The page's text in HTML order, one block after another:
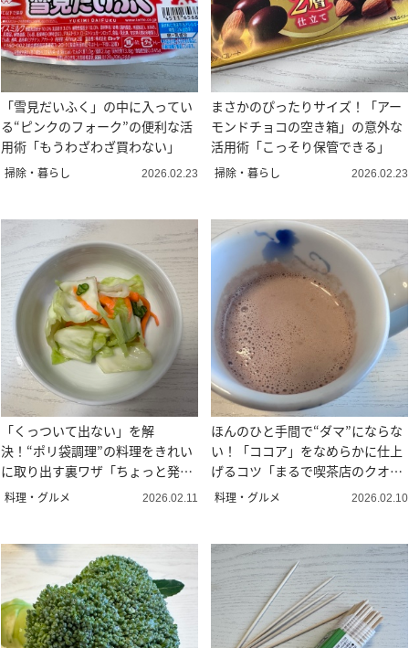
「雪見だいふく」の中に入ってい
る“ピンクのフォーク”の便利な活
用術「もうわざわざ買わない」
掃除・暮らし 2026.02.23
まさかのぴったりサイズ！「アー
モンドチョコの空き箱」の意外な
活用術「こっそり保管できる」
掃除・暮らし 2026.02.23
「くっついて出ない」を解
決！“ポリ袋調理”の料理をきれい
に取り出す裏ワザ「ちょっと発想
を変えるだけ」
料理・グルメ 2026.02.11
ほんのひと手間で“ダマ”にならな
い！「ココア」をなめらかに仕上
げるコツ「まるで喫茶店のクオリ
ティ」
料理・グルメ 2026.02.10